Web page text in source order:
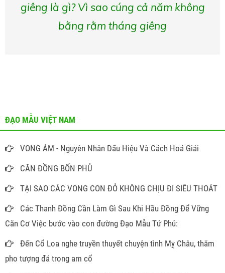
giêng là gì? Vì sao cúng cả năm không
bằng rằm tháng giêng
ĐẠO MẪU VIỆT NAM
VONG ÁM - Nguyên Nhân Dấu Hiệu Và Cách Hoá Giải
CĂN ĐỒNG BỐN PHỦ
TẠI SAO CÁC VONG CON ĐỎ KHÔNG CHỊU ĐI SIÊU THOÁT
Các Thanh Đồng Cần Làm Gì Sau Khi Hầu Đồng Để Vững
Căn Cơ Việc bước vào con đường Đạo Mẫu Tứ Phủ:
Đến Cổ Loa nghe truyền thuyết chuyện tình Mỵ Châu, thăm
pho tượng đá trong am cổ